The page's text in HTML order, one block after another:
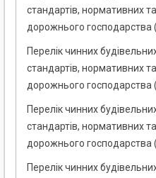
стандартів, нормативних
дорожнього господарства
Перелік чинних
стандартів, нормативних
дорожнього господарства
Перелік чинних
стандартів, нормативних
дорожнього господарства
Перелік чинних